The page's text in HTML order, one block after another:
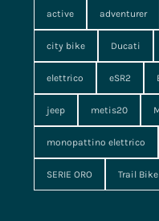
active adventurer
city bike Ducati
elettrico eSR2
jeep metis20
monopattino elettrico
SERIE ORO Trail Bike